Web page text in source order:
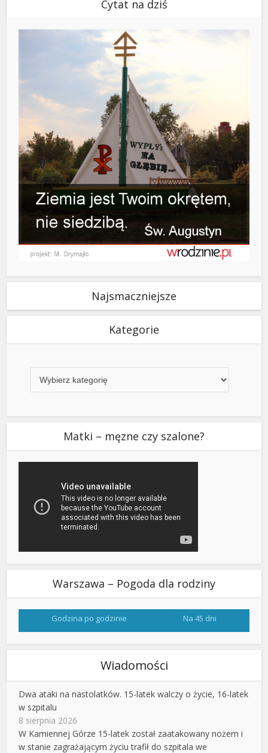
Cytat na dziś
Najsmaczniejsze
Kategorie
Matki – męzne czy szalone?
Warszawa – Pogoda dla rodziny
Godzina po godzinie Na 45 dni
Wiadomości
Dwa ataki na nastolatków. 15-latek walczy o życie, 16-latek
w szpitalu
8 sierpnia 2026
W Kamiennej Górze 15-latek został zaatakowany nożem i
w stanie zagrażającym życiu trafił do szpitala we